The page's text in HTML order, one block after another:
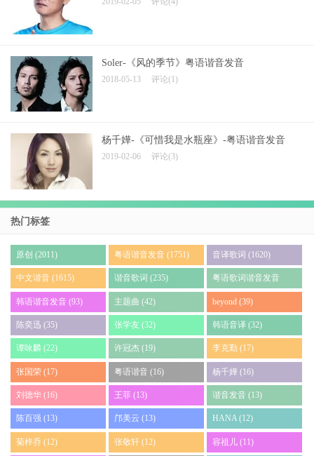
Soler-《风的季节》粤语谐音发音
2018-05-13 评论(1)
杨千嬅-《可惜我是水瓶座》-粤语谐音发音
2019-02-06 评论(3)
热门标签
原创 (2011) 粤语谐音发音 (1751) 音译歌词 (1620)
中文谐音 (1615) 谐音歌词 (235) 粤语歌词谐音发音
(140)
韩语谐音发音 (93) 主题曲 (42) beyond (39)
陈奕迅 (35) 张学友 (32) 韩语音译 (32)
谭咏麟 (22) 许冠杰 (19) 李克勤 (17)
张国荣 (17) 粤语谐音 (16) 杨千嬅 (16)
刘德华 (16) 王菲 (13) 谐音发音 (13)
陈百强 (13) 邝美云 (13) HANA (12)
菊梓乔 (12) 张敬轩 (12) 容祖儿 (11)